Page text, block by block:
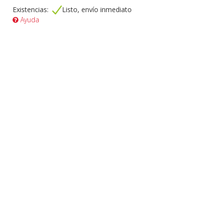
Existencias:
Listo, envío inmediato
Ayuda